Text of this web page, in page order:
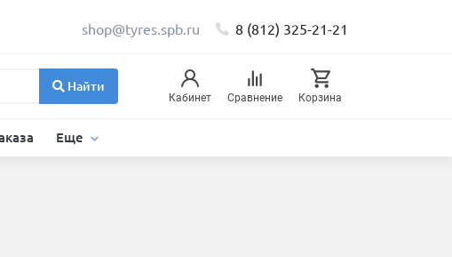
shop@tyres.spb.ru 8 (812) 325-21-21
Найти
Кабинет Сравнение Корзина
Еще